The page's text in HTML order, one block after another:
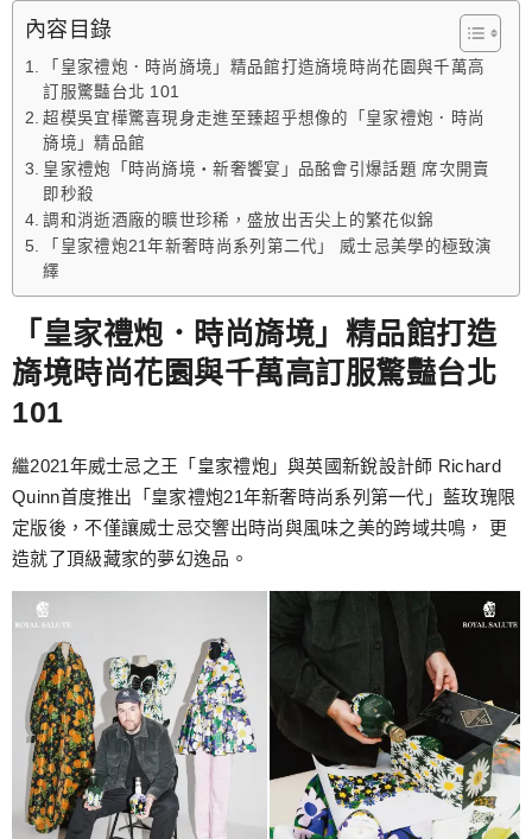
內容目錄
「皇家禮炮．時尚旖境」精品館打造旖境時尚花園與千萬高
訂服驚豔台北 101
超模吳宜樺驚喜現身走進至臻超乎想像的「皇家禮炮．時尚
旖境」精品館
皇家禮炮「時尚旖境‧新奢饗宴」品酩會引爆話題 席次開賣
即秒殺
調和消逝酒廠的曠世珍稀，盛放出舌尖上的繁花似錦
「皇家禮炮21年新奢時尚系列第二代」 威士忌美學的極致演
繹
「皇家禮炮．時尚旖境」精品館打造
旖境時尚花園與千萬高訂服驚豔台北
101
繼2021年威士忌之王「皇家禮炮」與英國新銳設計師 Richard
Quinn首度推出「皇家禮炮21年新奢時尚系列第一代」藍玫瑰限
定版後，不僅讓威士忌交響出時尚與風味之美的跨域共鳴， 更
造就了頂級藏家的夢幻逸品。